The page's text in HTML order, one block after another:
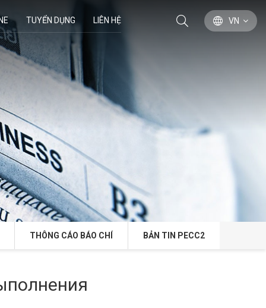
TUYỂN DỤNG LIÊN HỆ VN
THÔNG CÁO BÁO CHÍ BẢN TIN PECC2